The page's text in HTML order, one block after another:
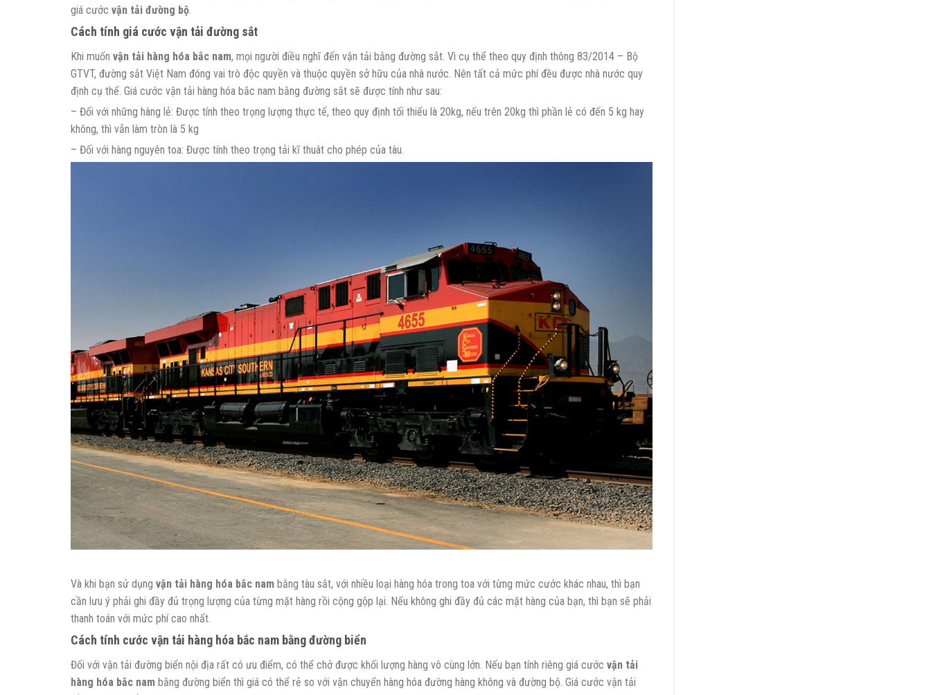
giá cước vận tải đường bộ.
Cách tính giá cước vận tải đường sắt
Khi muốn vận tải hàng hóa bắc nam, mọi người điều nghĩ đến vận tải bằng đường sắt. Vì cụ thể theo quy định thông 83/2014 – Bộ
GTVT, đường sắt Việt Nam đóng vai trò độc quyền và thuộc quyền sở hữu của nhà nước. Nên tất cả mức phí đều được nhà nước quy
định cụ thể. Giá cước vận tải hàng hóa bắc nam bằng đường sắt sẽ được tính như sau:
– Đối với những hàng lẻ: Được tính theo trọng lượng thực tế, theo quy định tối thiểu là 20kg, nếu trên 20kg thì phần lẻ có đến 5 kg hay
không, thì vẫn làm tròn là 5 kg
– Đối với hàng nguyên toa: Được tính theo trọng tải kĩ thuât cho phép của tàu.
Và khi bạn sử dụng vận tải hàng hóa bắc nam bằng tàu sắt, với nhiều loại hàng hóa trong toa với từng mức cước khác nhau, thì bạn
cần lưu ý phải ghi đầy đủ trọng lượng của từng mặt hàng rồi cộng gộp lại. Nếu không ghi đầy đủ các mặt hàng của bạn, thì bạn sẽ phải
thanh toán với mức phí cao nhất.
Cách tính cước vận tải hàng hóa bắc nam bằng đường biển
Đối với vận tải đường biển nội địa rất có ưu điểm, có thể chở được khối lượng hàng vô cùng lớn. Nếu bạn tính riêng giá cước vận tải
hàng hóa bắc nam bằng đường biển thì giá có thể rẻ so với vận chuyển hàng hóa đường hàng không và đường bộ. Giá cước vận tải